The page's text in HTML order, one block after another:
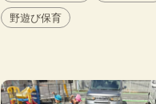
野遊び保育